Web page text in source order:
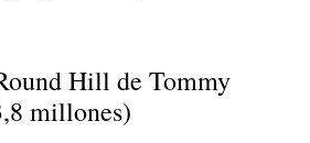
Hill de Tommy
millones)